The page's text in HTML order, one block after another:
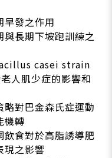
早發之作用
與長期下坡跑訓練之
casei strain
人肌少症的影響和
對巴金森氏症運動
機轉
飲食對於高脂誘導肥
現之影響